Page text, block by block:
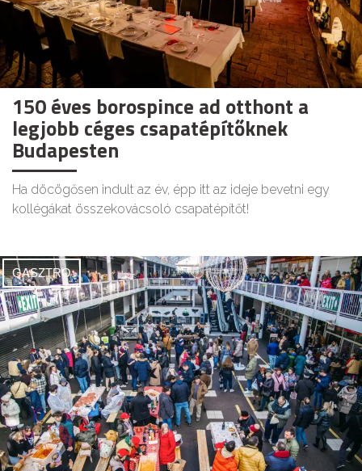
150 éves borospince ad otthont a
legjobb céges csapatépítőknek
Budapesten
Ha döcögősen indult az év, épp itt az ideje bevetni egy
kollégákat összekovácsoló csapatépítőt!
GASZTRO